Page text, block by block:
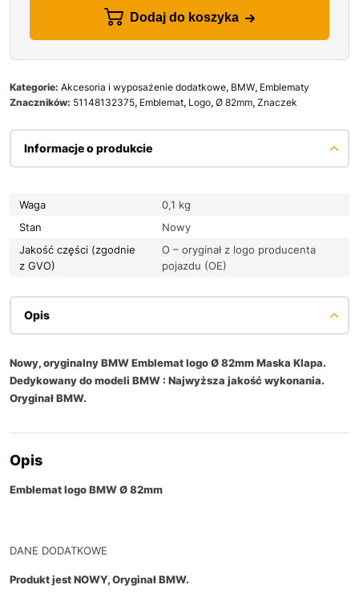
Dodaj do koszyka
Kategorie: Akcesoria i wyposażenie dodatkowe, BMW, Emblematy
Znaczników: 51148132375, Emblemat, Logo, Ø 82mm, Znaczek
Informacje o produkcie
Waga
0,1 kg
Stan
Nowy
Jakość części (zgodnie
z GVO)
O – oryginał z logo producenta
pojazdu (OE)
Opis
Nowy, oryginalny BMW Emblemat logo Ø 82mm Maska Klapa.
Dedykowany do modeli BMW : Najwyższa jakość wykonania.
Oryginał BMW.
Opis
Emblemat logo BMW Ø 82mm
DANE DODATKOWE
Produkt jest NOWY, Oryginał BMW.